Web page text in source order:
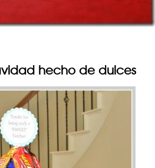
hecho de dulces